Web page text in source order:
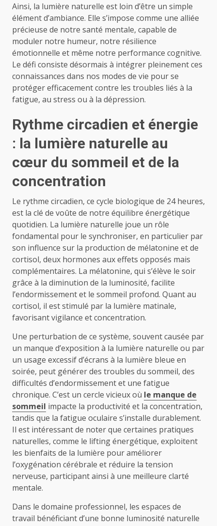
Ainsi, la lumière naturelle est loin d’être un simple
élément d’ambiance. Elle s’impose comme une alliée
précieuse de notre santé mentale, capable de
moduler notre humeur, notre résilience
émotionnelle et même notre performance cognitive.
Le défi consiste désormais à intégrer pleinement ces
connaissances dans nos modes de vie pour se
protéger efficacement contre les troubles liés à la
fatigue, au stress ou à la dépression.
Rythme circadien et énergie
: la lumière naturelle au
cœur du sommeil et de la
concentration
Le rythme circadien, ce cycle biologique de 24 heures,
est la clé de voûte de notre équilibre énergétique
quotidien. La lumière naturelle joue un rôle
fondamental pour le synchroniser, en particulier par
son influence sur la production de mélatonine et de
cortisol, deux hormones aux effets opposés mais
complémentaires. La mélatonine, qui s’élève le soir
grâce à la diminution de la luminosité, facilite
l’endormissement et le sommeil profond. Quant au
cortisol, il est stimulé par la lumière matinale,
favorisant vigilance et concentration.
Une perturbation de ce système, souvent causée par
un manque d’exposition à la lumière naturelle ou par
un usage excessif d’écrans à la lumière bleue en
soirée, peut générer des troubles du sommeil, des
difficultés d’endormissement et une fatigue
chronique. C’est un cercle vicieux où le manque de
sommeil impacte la productivité et la concentration,
tandis que la fatigue oculaire s’installe durablement.
Il est intéressant de noter que certaines pratiques
naturelles, comme le lifting énergétique, exploitent
les bienfaits de la lumière pour améliorer
l’oxygénation cérébrale et réduire la tension
nerveuse, participant ainsi à une meilleure clarté
mentale.
Dans le domaine professionnel, les espaces de
travail bénéficiant d’une bonne luminosité naturelle